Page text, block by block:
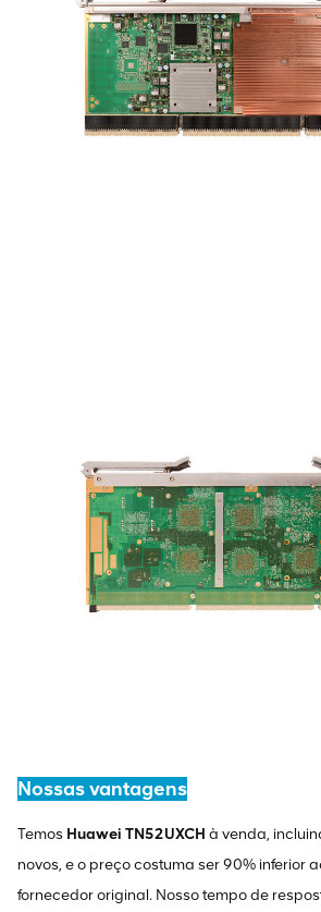
Nossas vantagens
Temos Huawei TN52UXCH à venda,
novos, e o preço costuma ser 90% inferior
fornecedor original. Nosso tempo de